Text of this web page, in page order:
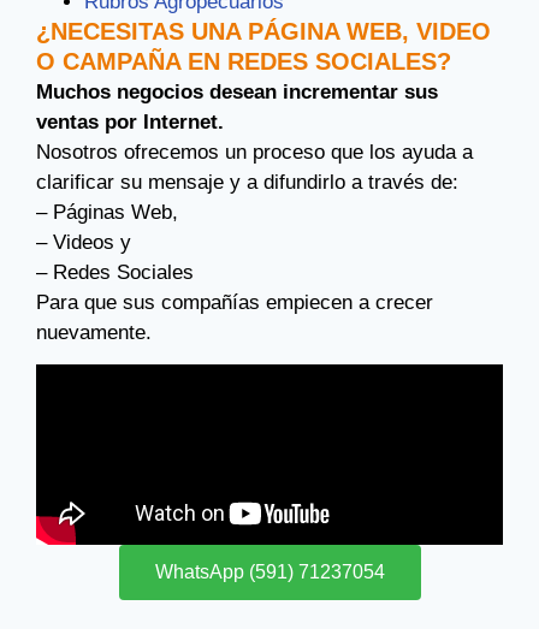
¿NECESITAS UNA PÁGINA WEB, VIDEO
O CAMPAÑA EN REDES SOCIALES?
Muchos negocios desean incrementar sus
ventas por Internet.
Nosotros ofrecemos un proceso que los ayuda a
clarificar su mensaje y a difundirlo a través de:
– Páginas Web,
– Videos y
– Redes Sociales
Para que sus compañías empiecen a crecer
nuevamente.
WhatsApp (591) 71237054